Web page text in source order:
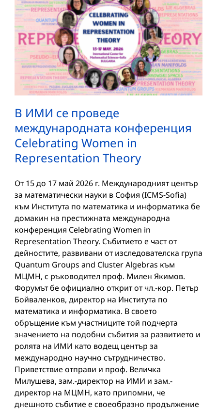
В ИМИ се проведе
международната конференция
Celebrating Women in
Representation Theory
От 15 до 17 май 2026 г. Международният център
за математически науки в София (ICMS-Sofia)
към Института по математика и информатика бе
домакин на престижната международна
конференция Celebrating Women in
Representation Theory. Събитието е част от
дейностите, развивани от изследователска група
Quantum Groups and Cluster Algebras към
МЦМН, с ръководител проф. Милен Якимов.
Форумът бе официално открит от чл.-кор. Петър
Бойваленков, директор на Института по
математика и информатика. В своето
обръщение към участниците той подчерта
значението на подобни събития за развитието и
ролята на ИМИ като водещ център за
международно научно сътрудничество.
Приветствие отправи и проф. Величка
Милушева, зам.-директор на ИМИ и зам.-
директор на МЦМН, като припомни, че
днешното събитие е своеобразно продължение